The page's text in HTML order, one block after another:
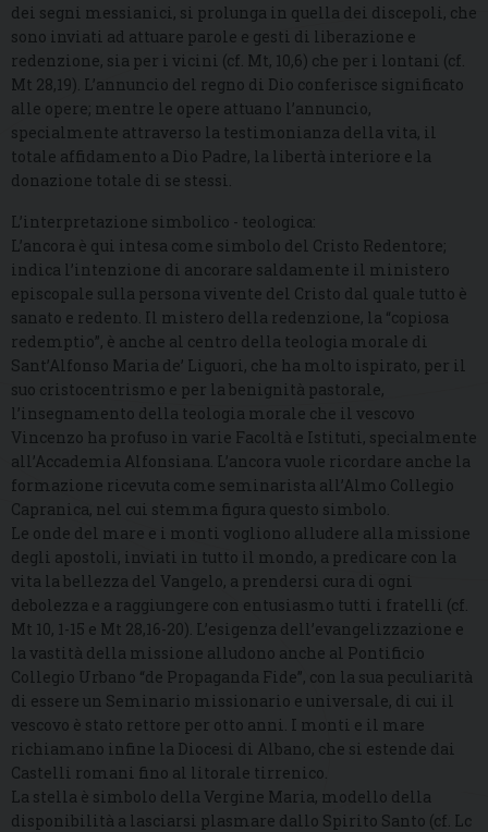
dei segni messianici, si prolunga in quella dei discepoli, che
sono inviati ad attuare parole e gesti di liberazione e
redenzione, sia per i vicini (cf. Mt, 10,6) che per i lontani (cf.
Mt 28,19). L’annuncio del regno di Dio conferisce significato
alle opere; mentre le opere attuano l’annuncio,
specialmente attraverso la testimonianza della vita, il
totale affidamento a Dio Padre, la libertà interiore e la
donazione totale di se stessi.
L’interpretazione simbolico - teologica:
L’ancora è qui intesa come simbolo del Cristo Redentore;
indica l’intenzione di ancorare saldamente il ministero
episcopale sulla persona vivente del Cristo dal quale tutto è
sanato e redento. Il mistero della redenzione, la “copiosa
redemptio”, è anche al centro della teologia morale di
Sant’Alfonso Maria de’ Liguori, che ha molto ispirato, per il
suo cristocentrismo e per la benignità pastorale,
l’insegnamento della teologia morale che il vescovo
Vincenzo ha profuso in varie Facoltà e Istituti, specialmente
all’Accademia Alfonsiana. L’ancora vuole ricordare anche la
formazione ricevuta come seminarista all’Almo Collegio
Capranica, nel cui stemma figura questo simbolo.
Le onde del mare e i monti vogliono alludere alla missione
degli apostoli, inviati in tutto il mondo, a predicare con la
vita la bellezza del Vangelo, a prendersi cura di ogni
debolezza e a raggiungere con entusiasmo tutti i fratelli (cf.
Mt 10, 1-15 e Mt 28,16-20). L’esigenza dell’evangelizzazione e
la vastità della missione alludono anche al Pontificio
Collegio Urbano “de Propaganda Fide”, con la sua peculiarità
di essere un Seminario missionario e universale, di cui il
vescovo è stato rettore per otto anni. I monti e il mare
richiamano infine la Diocesi di Albano, che si estende dai
Castelli romani fino al litorale tirrenico.
La stella è simbolo della Vergine Maria, modello della
disponibilità a lasciarsi plasmare dallo Spirito Santo (cf. Lc